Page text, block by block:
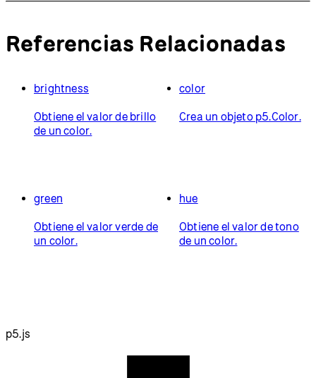
Referencias Relacionadas
brightness
Obtiene el valor de brillo
de un color.
color
Crea un objeto p5.Color.
green
Obtiene el valor verde de
un color.
hue
Obtiene el valor de tono
de un color.
p5.js